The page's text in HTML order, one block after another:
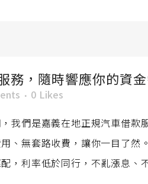
務，隨時響應你的資
0 Likes
我們是嘉義在地正規汽車借
、無套路收費，讓你一目了
，利率低於同行，不亂漲息